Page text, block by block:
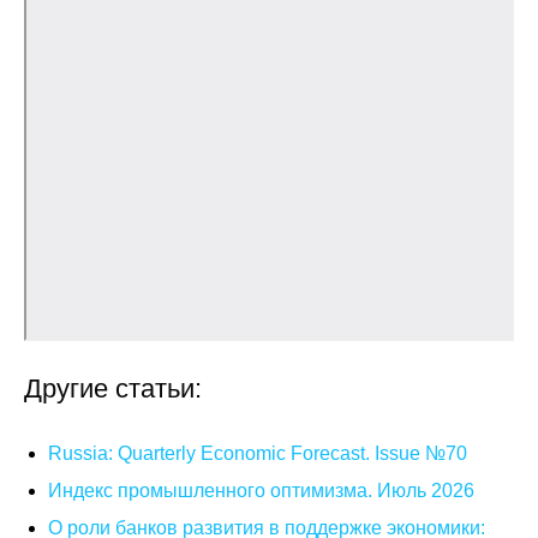
Другие статьи:
Russia: Quarterly Economic Forecast. Issue №70
Индекс промышленного оптимизма. Июль 2026
О роли банков развития в поддержке экономики: